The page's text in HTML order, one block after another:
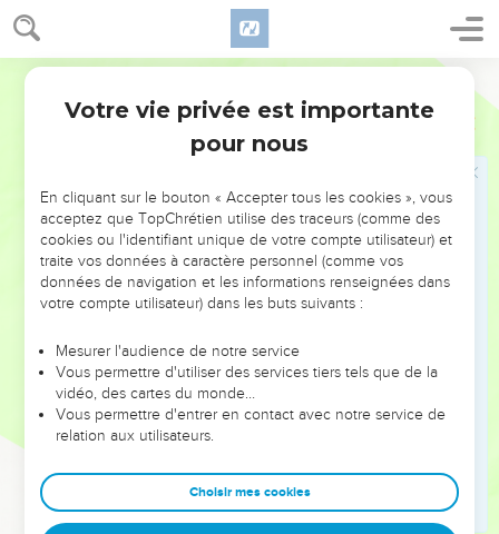
2 Chroniques 2
Houram-Abi.
13 Son père est de Tyr, mais sa mère est de la tribu de Dan. Il
Il sait aussi préparer les tissus rouge clair, rouge foncé,
violets et le lin fin. Il sait sculpter et fabriquer tous les objets
avec ceux que ton père, le roi David, a désignés.
De ton côté, je t’en prie, envoie-nous le blé, l’orge, l’huile
et le vin que tu as promis.
Nous, nous couperons sur les montagnes du Liban tous les
arbres qu’il te faut. Nous les attacherons ensemble. Puis
nous te les enverrons jusqu’à Jaffa, en les faisant flotter sur
la mer. De là, tu les feras transporter à Jérusalem. »
Salomon engage tous les étrangers installés dans le pays
d’Israël qui ont été comptés par son père David. Ils sont
Salomon prend 70 000 hommes parmi eux pour porter les
charges, 80 000 pour tailler les pierres dans la montagne, et
Votre vie privée est importante
pour nous
En cliquant sur le bouton « Accepter tous les cookies », vous
acceptez que TopChrétien utilise des traceurs (comme des
cookies ou l'identifiant unique de votre compte utilisateur) et
traite vos données à caractère personnel (comme vos
données de navigation et les informations renseignées dans
votre compte utilisateur) dans les buts suivants :
Mesurer l'audience de notre service
Vous permettre d'utiliser des services tiers tels que de la
vidéo, des cartes du monde…
Vous permettre d'entrer en contact avec notre service de
relation aux utilisateurs.
Choisir mes cookies